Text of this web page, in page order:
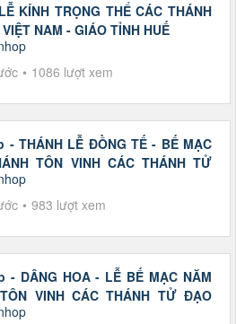
KÍNH TRỌNG THỂ CÁC THÁNH
NAM - GIÁO TỈNH HUẾ
1086 lượt xem
- THÁNH LỄ ĐỒNG TẾ - BẾ MẠC
TÔN VINH CÁC THÁNH TỬ
983 lượt xem
- DÂNG HOA - LỄ BẾ MẠC NĂM
VINH CÁC THÁNH TỬ ĐẠO